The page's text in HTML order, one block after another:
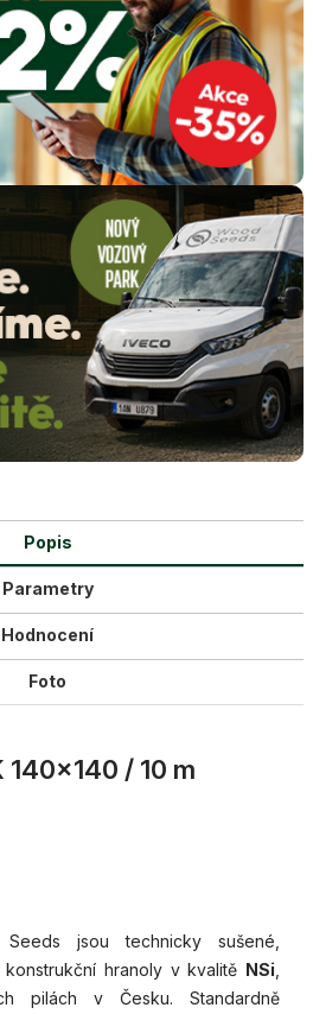
Popis
Parametry
Hodnocení
Foto
140×140 / 10 m
jsou technicky sušené,
hranoly v kvalitě NSi
pilách v Česku. Standardně